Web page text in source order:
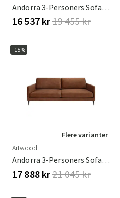
Andorra 3-Personers Sofa True Grey
16 537 kr19 455 kr
-15%
Flere varianter
Artwood
Andorra 3-Personers Sofa Velvet Hazel
17 888 kr21 045 kr